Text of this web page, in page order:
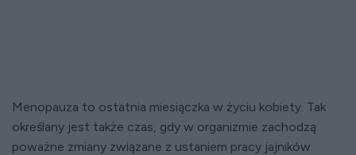
Menopauza to ostatnia miesiączka w życiu kobiety. Tak
określany jest także czas, gdy w organizmie zachodzą
poważne zmiany związane z ustaniem pracy jajników.